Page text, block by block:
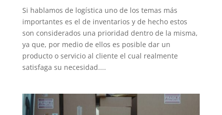
Si hablamos de logística uno de los temas más
importantes es el de inventarios y de hecho estos
son considerados una prioridad dentro de la misma,
ya que, por medio de ellos es posible dar un
producto o servicio al cliente el cual realmente
satisfaga su necesidad....